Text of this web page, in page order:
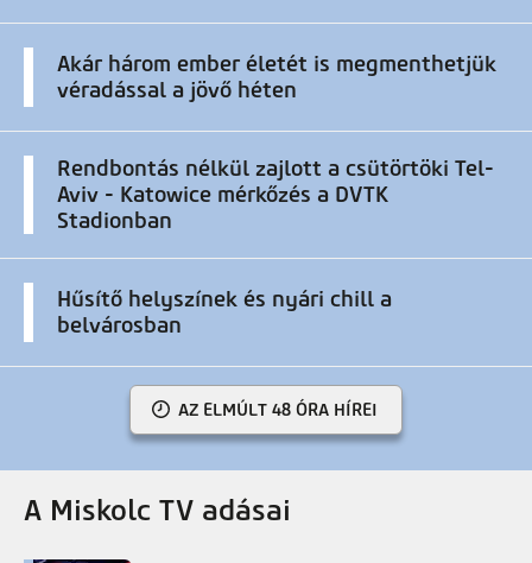
Akár három ember életét is megmenthetjük
véradással a jövő héten
Rendbontás nélkül zajlott a csütörtöki Tel-
Aviv - Katowice mérkőzés a DVTK
Stadionban
Hűsítő helyszínek és nyári chill a
belvárosban
AZ ELMÚLT 48 ÓRA HÍREI
A Miskolc TV adásai